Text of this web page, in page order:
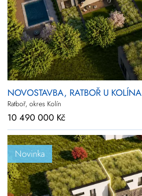
NOVOSTAVBA, RATBOŘ U KOLÍNA
Ratboř, okres Kolín
10 490 000 Kč
Novinka